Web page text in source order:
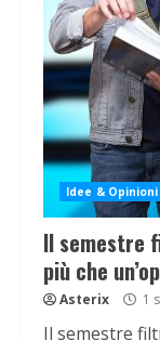
Idee & Opinioni
Il semestre
più che
Asterix 1
Il semestre